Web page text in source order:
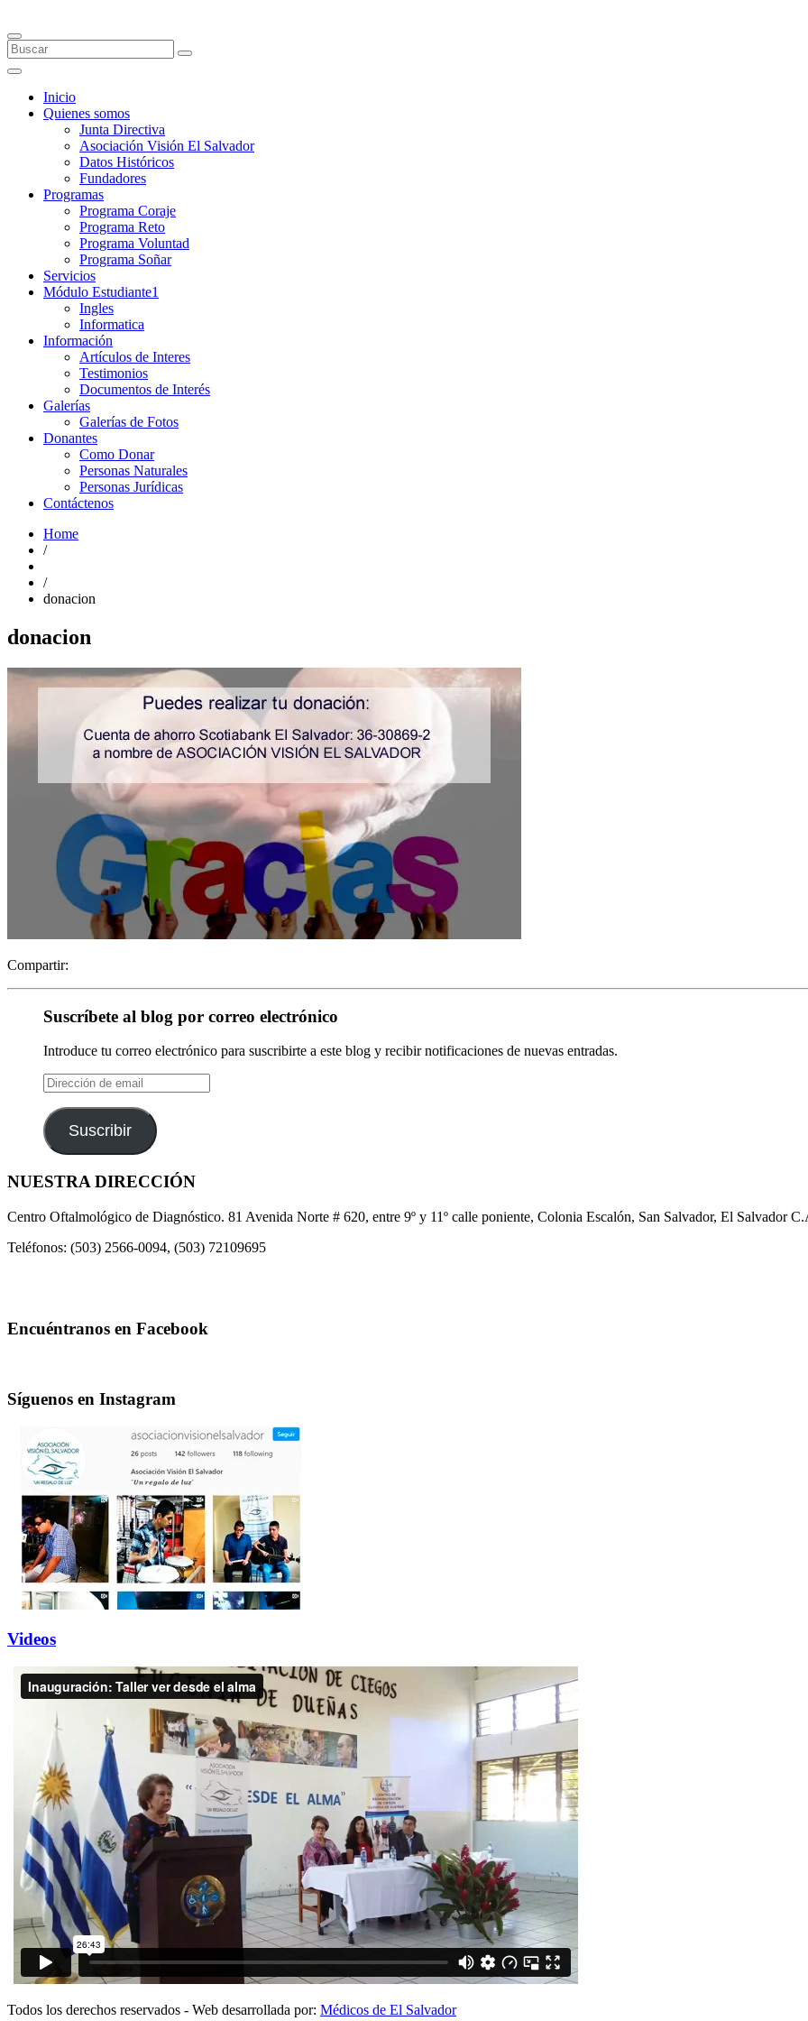
Inicio
Quienes somos
Junta Directiva
Asociación Visión El Salvador
Datos Históricos
Fundadores
Programas
Programa Coraje
Programa Reto
Programa Voluntad
Programa Soñar
Servicios
Módulo Estudiante1
Ingles
Informatica
Información
Artículos de Interes
Testimonios
Documentos de Interés
Galerías
Galerías de Fotos
Donantes
Como Donar
Personas Naturales
Personas Jurídicas
Contáctenos
Home
/
/
donacion
donacion
Compartir:
Suscríbete al blog por correo electrónico
Introduce tu correo electrónico para suscribirte a este blog y recibir notificaciones de nuevas entradas.
Dirección
de
email
Suscribir
NUESTRA DIRECCIÓN
Centro Oftalmológico de Diagnóstico. 81 Avenida Norte # 620, entre 9º y 11º calle poniente, Colonia Escalón, San Salvador, El Salvador
Teléfonos: (503) 2566-0094, (503) 72109695
Encuéntranos en Facebook
Síguenos en Instagram
Videos
Todos los derechos reservados - Web desarrollada por: Médicos de El Salvador